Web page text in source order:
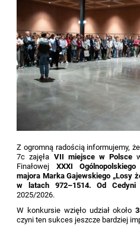
Z ogromną radością informujemy,
7c zajęła VII miejsce w Polsce
Finałowej XXXI
majora Marka Gajewskiego „Losy
w latach 972–1514. Od Cedyni
2025/2026.
W konkursie wzięło udział około
czyni ten sukces jeszcze bardziej